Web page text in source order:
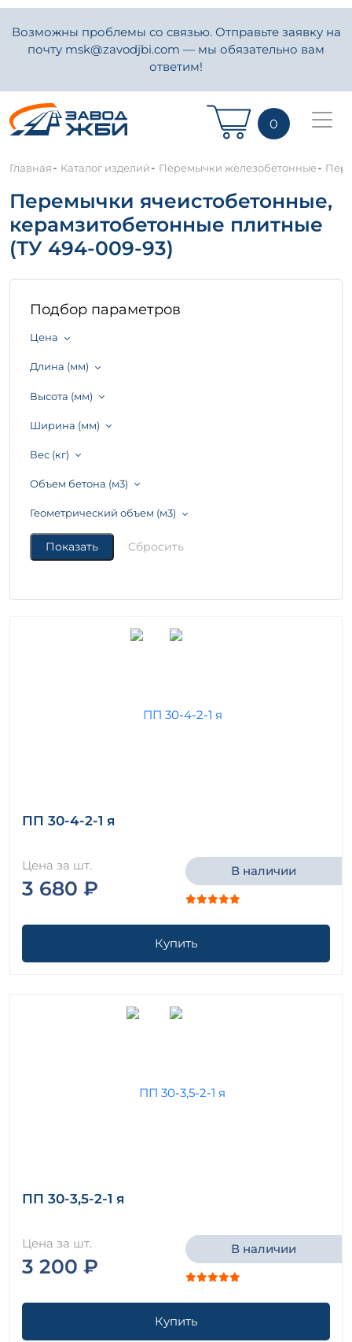
Возможны проблемы со связью. Отправьте заявку на
почту msk@zavodjbi.com — мы обязательно вам
ответим!
0
Главная- Каталог изделий- Перемычки железобетонные-
Перемычки ячеистобетонные,
керамзитобетонные плитные
(ТУ 494-009-93)
Подбор параметров
Цена
Длина (мм)
Высота (мм)
Ширина (мм)
Вес (кг)
Объем бетона (м3)
Геометрический объем (м3)
ПП 30-4-2-1 я
Цена за шт.
3 680 ₽
В наличии
Купить
ПП 30-3,5-2-1 я
Цена за шт.
3 200 ₽
В наличии
Купить